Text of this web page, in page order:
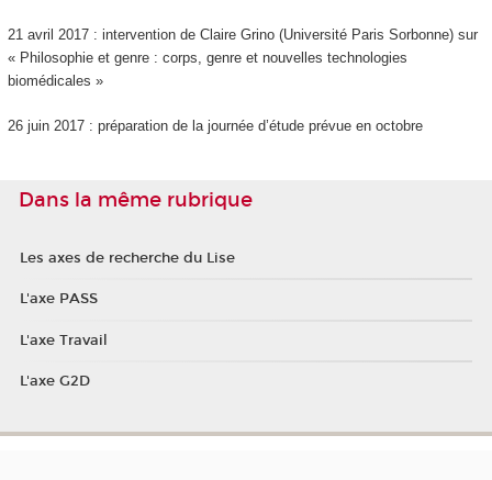
21 avril 2017 : intervention de Claire Grino (Université Paris Sorbonne) sur
« Philosophie et genre : corps, genre et nouvelles technologies
biomédicales »
26 juin 2017 : préparation de la journée d’étude prévue en octobre
Dans la même rubrique
Les axes de recherche du Lise
L'axe PASS
L'axe Travail
L'axe G2D